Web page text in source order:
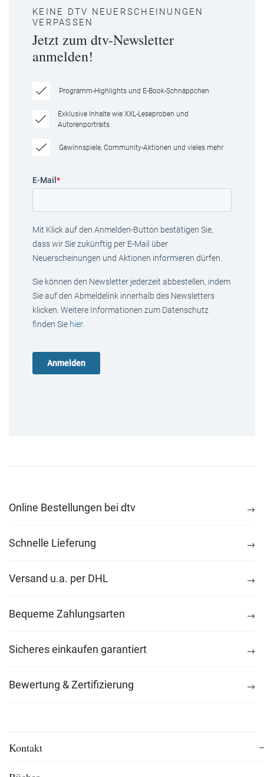
KEINE DTV NEUERSCHEINUNGEN
VERPASSEN
Jetzt zum dtv-Newsletter
anmelden!
Programm-Highlights und E-Book-Schnäppchen
Exklusive Inhalte wie XXL-Leseproben und
Autorenportraits
Gewinnspiele, Community-Aktionen und vieles mehr
E-Mail *
Mit Klick auf den Anmelden-Button bestätigen Sie,
dass wir Sie zukünftig per E-Mail über
Neuerscheinungen und Aktionen informieren dürfen.
Sie können den Newsletter jederzeit abbestellen, indem
Sie auf den Abmeldelink innerhalb des Newsletters
klicken. Weitere Informationen zum Datenschutz
finden Sie hier.
Online Bestellungen bei dtv
Schnelle Lieferung
Versand u.a. per DHL
Bequeme Zahlungsarten
Sicheres einkaufen garantiert
Bewertung & Zertifizierung
Kontakt